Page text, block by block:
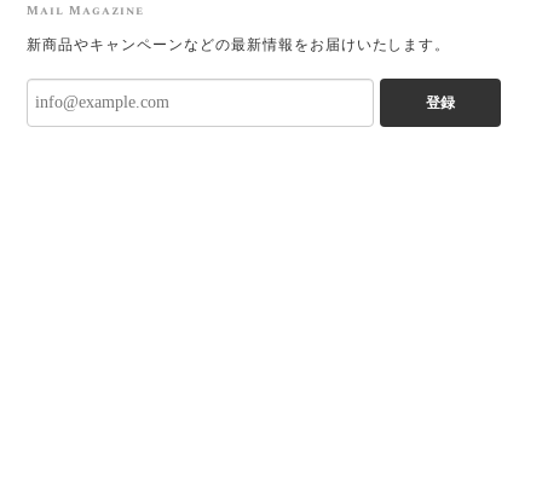
Mail Magazine
新商品やキャンペーンなどの最新情報をお届けいたします。
登録